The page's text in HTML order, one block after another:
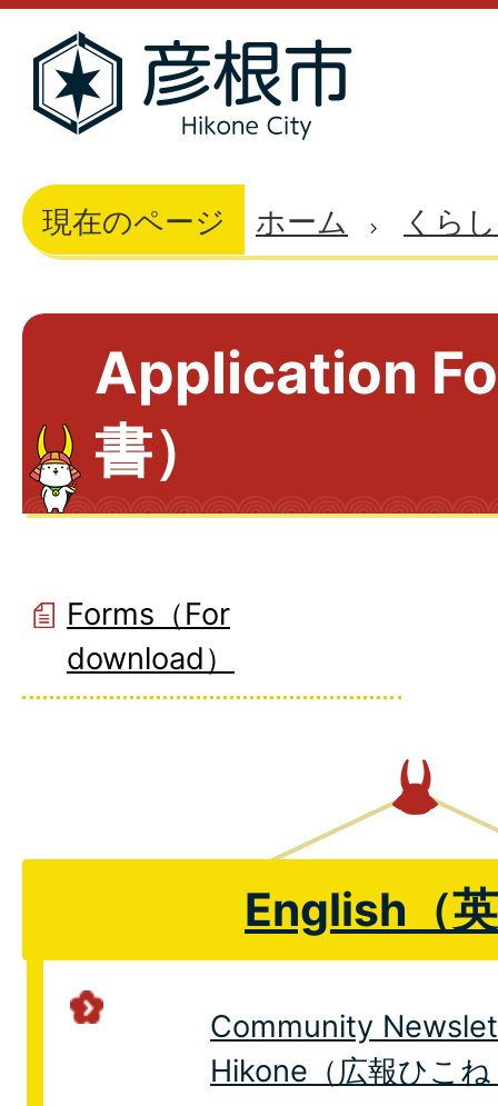
現在のページ ホーム くら
Application
書）
Forms（For
download）
English（
Community
Hikone（広報ひこ